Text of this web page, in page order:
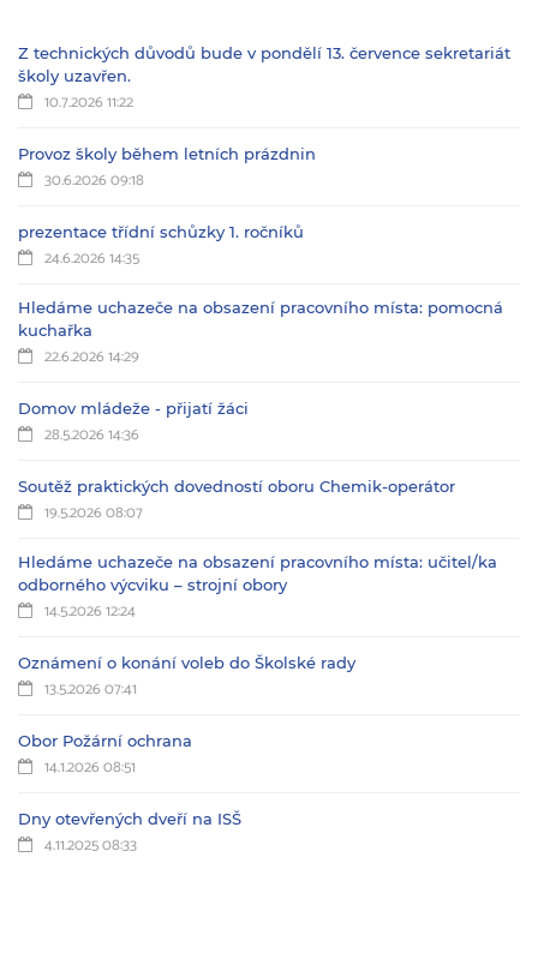
Z technických důvodů bude v pondělí 13. července sekretariát
školy uzavřen.
10.7.2026 11:22
Provoz školy během letních prázdnin
30.6.2026 09:18
prezentace třídní schůzky 1. ročníků
24.6.2026 14:35
Hledáme uchazeče na obsazení pracovního místa: pomocná
kuchařka
22.6.2026 14:29
Domov mládeže - přijatí žáci
28.5.2026 14:36
Soutěž praktických dovedností oboru Chemik-operátor
19.5.2026 08:07
Hledáme uchazeče na obsazení pracovního místa: učitel/ka
odborného výcviku – strojní obory
14.5.2026 12:24
Oznámení o konání voleb do Školské rady
13.5.2026 07:41
Obor Požární ochrana
14.1.2026 08:51
Dny otevřených dveří na ISŠ
4.11.2025 08:33